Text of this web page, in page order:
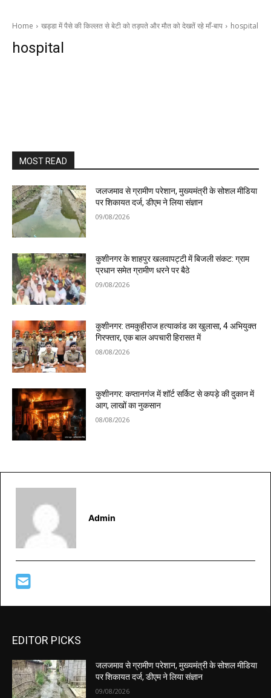
Home खड्डा में पैसे की किल्लत से बेटी को तड़पते और मौत को देखतें रहे माँ-बाप hospital
hospital
MOST READ
जलजमाव से ग्रामीण परेशान, मुख्यमंत्री के सोशल मीडिया
पर शिकायत दर्ज, डीएम ने लिया संज्ञान
09/08/2026
कुशीनगर के शाहपुर खलवापट्टी में बिजली संकट: ग्राम
प्रधान समेत ग्रामीण धरने पर बैठे
09/08/2026
कुशीनगर: तमकुहीराज हत्याकांड का खुलासा, 4 अभियुक्त
गिरफ्तार, एक बाल अपचारी हिरासत में
08/08/2026
कुशीनगर: कप्तानगंज में शॉर्ट सर्किट से कपड़े की दुकान में
आग, लाखों का नुकसान
08/08/2026
Admin
EDITOR PICKS
जलजमाव से ग्रामीण परेशान, मुख्यमंत्री के सोशल मीडिया
पर शिकायत दर्ज, डीएम ने लिया संज्ञान
09/08/2026